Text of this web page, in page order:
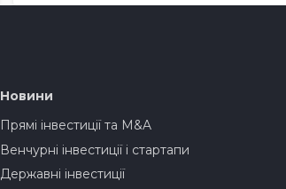
Новини
Прямі інвестиції та M&A
Венчурні інвестиції і стартапи
Державні інвестиції